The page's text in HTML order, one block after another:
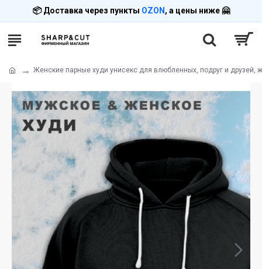
📦 Доставка через пункты OZON , а цены ниже 🤗
Женские парные худи унисекс для влюбленных, подруг и